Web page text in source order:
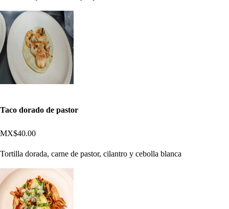
Taco dorado de pastor
MX$40.00
Tortilla dorada, carne de pastor, cilantro y cebolla blanca